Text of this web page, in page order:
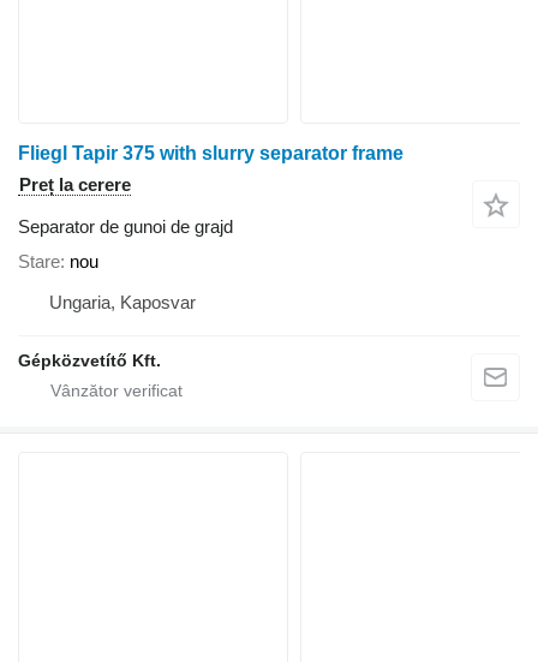
Fliegl Tapir 375 with slurry separator frame
Preț la cerere
Separator de gunoi de grajd
Stare nou
Ungaria, Kaposvar
Gépközvetítő Kft.